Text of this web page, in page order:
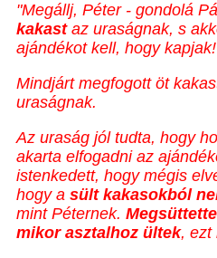
"Megállj, Péter - gondolá
kakastaz uraságnak, s
ajándékot kell, hogy
Mindjárt megfogott öt
uraságnak.
Az uraság jól tudta, hogy
akarta elfogadni az
istenkedett, hogy mégis
hogy a sült kakasokból
mint Péternek.
mikor asztalhoz ültek, ezt